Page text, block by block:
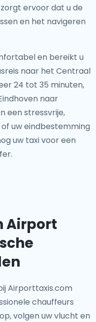
ervoor dat u de
en het navigeren
en bereikt u
naar het Centraal
24 tot 35 minuten,
naar
een stressvrije,
uw eindbestemming
uw taxi voor een
Airport
Airporttaxis.com
chauffeurs
volgen uw vlucht en